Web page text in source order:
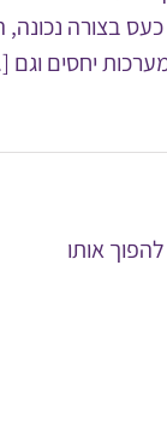
נכונה, הוא
וגם [...]